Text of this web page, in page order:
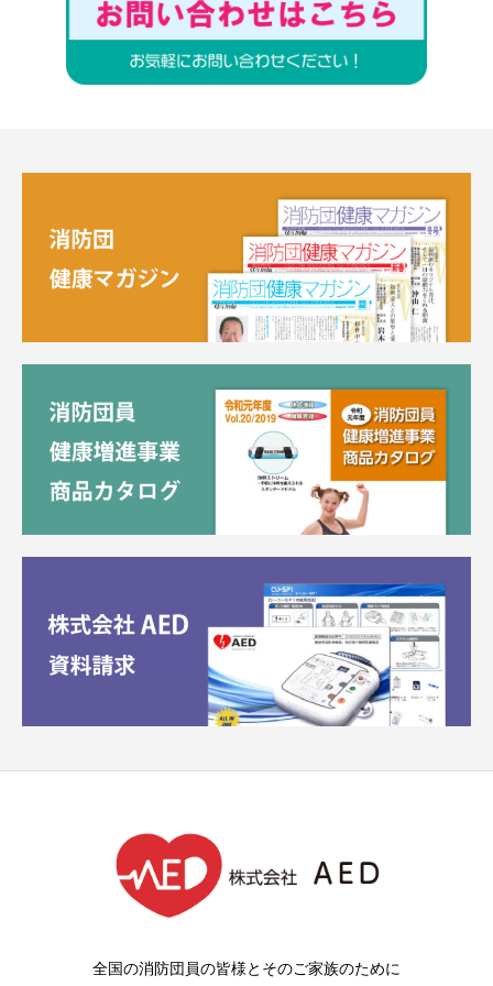
全国の消防団員の皆様とそのご家族のために